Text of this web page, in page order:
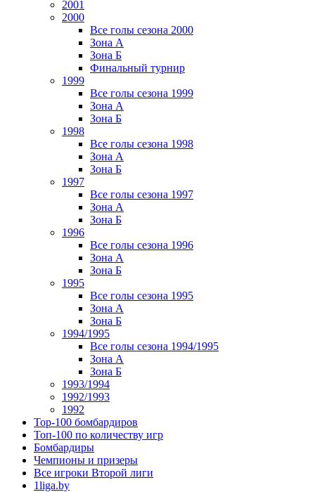
2001
2000
Все голы сезона 2000
Зона А
Зона Б
Финальный турнир
1999
Все голы сезона 1999
Зона А
Зона Б
1998
Все голы сезона 1998
Зона А
Зона Б
1997
Все голы сезона 1997
Зона А
Зона Б
1996
Все голы сезона 1996
Зона А
Зона Б
1995
Все голы сезона 1995
Зона А
Зона Б
1994/1995
Все голы сезона 1994/1995
Зона А
Зона Б
1993/1994
1992/1993
1992
Top-100 бомбардиров
Топ-100 по количеству игр
Бомбардиры
Чемпионы и призеры
Все игроки Второй лиги
1liga.by